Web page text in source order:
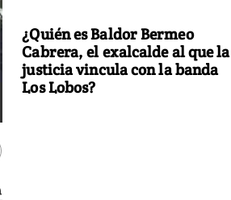
¿Quién es Baldor Bermeo
Cabrera, el exalcalde al que la
justicia vincula con la banda
Los Lobos?